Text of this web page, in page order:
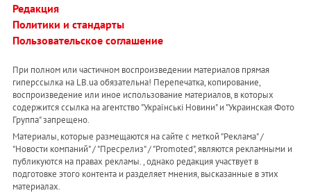
Редакция
Политики и стандарты
Пользовательское соглашение
При полном или частичном воспроизведении материалов прямая
гиперссылка на LB.ua обязательна! Перепечатка, копирование,
воспроизведение или иное использование материалов, в которых
содержится ссылка на агентство "Українськi Новини" и "Украинская Фото
Группа" запрещено.
Материалы, которые размещаются на сайте с меткой "Реклама" /
"Новости компаний" / "Пресрелиз" / "Promoted", являются рекламными и
публикуются на правах рекламы. , однако редакция участвует в
подготовке этого контента и разделяет мнения, высказанные в этих
материалах.